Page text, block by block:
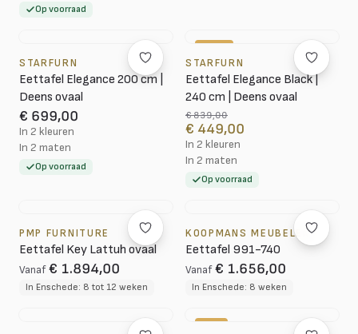
Op voorraad
STARFURN
Eettafel Elegance 200 cm |
Deens ovaal
€ 699,00
In 2 kleuren
In 2 maten
Op voorraad
STARFURN
Eettafel Elegance Black |
240 cm | Deens ovaal
€ 839,00
€ 449,00
In 2 kleuren
In 2 maten
Op voorraad
PMP FURNITURE
Eettafel Key Lattuh ovaal
Vanaf € 1.894,00
In Enschede: 8 tot 12 weken
KOOPMANS MEUBELEN
Eettafel 991-740
Vanaf € 1.656,00
In Enschede: 8 weken